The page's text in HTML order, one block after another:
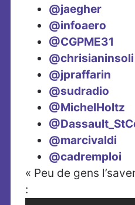
@jaegher
@infoaero
@CGPME31
@chrisianinsoli
@jpraffarin
@sudradio
@MichelHoltz
@marcivaldi
@cadremploi
« Peu de gens
: